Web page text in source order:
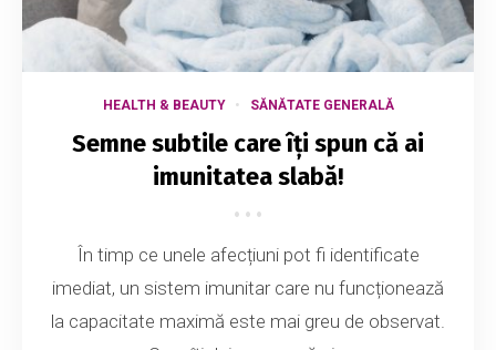
HEALTH & BEAUTY SĂNĂTATE GENERALĂ
Semne subtile care îți spun că ai
imunitatea slabă!
În timp ce unele afecțiuni pot fi identificate
imediat, un sistem imunitar care nu funcționează
la capacitate maximă este mai greu de observat.